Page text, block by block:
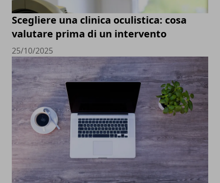
Scegliere una clinica oculistica: cosa
valutare prima di un intervento
25/10/2025